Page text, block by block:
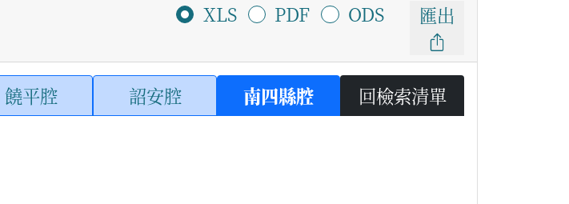
XLS PDF ODS 匯出
饒平腔 詔安腔 南四縣腔 回檢索清單